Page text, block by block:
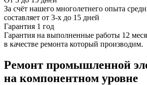
За счёт нашего многолетнего опыта
составляет от 3-х до 15 дней
Гарантия 1 год
Гарантия на выполненные работы 12
в качестве ремонта который производим.
Ремонт промышленной
на компонентном уровне